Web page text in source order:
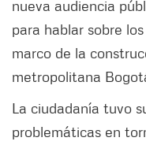
nueva audiencia
para hablar sobre
marco de la
metropolitana
La ciudadanía tuvo
problemáticas en